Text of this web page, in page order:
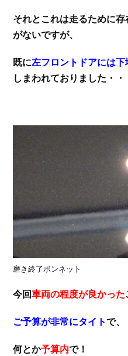
それとこれは走るために
がないですが、
既に左フロントドアには
しまわれておりました・・
磨き終了ボンネット
今回車両の程度が良かった
ご予算が非常にタイトで、
何とか予算内で！